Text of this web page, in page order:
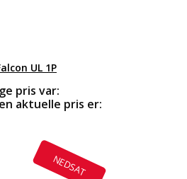
UL 1P
pris var:
aktuelle pris er:
NEDSAT